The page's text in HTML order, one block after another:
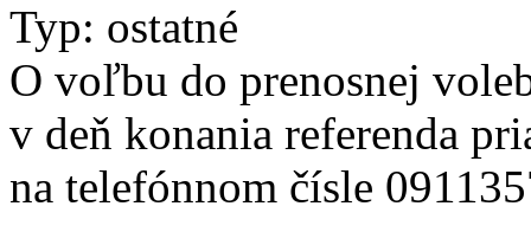
Typ: ostatné
O voľbu do prenosnej
v deň konania referenda
na telefónnom čísle